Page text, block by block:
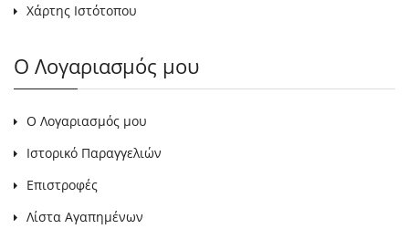
Χάρτης Ιστότοπου
Ο Λογαριασμός μου
Ο Λογαριασμός μου
Ιστορικό Παραγγελιών
Επιστροφές
Λίστα Αγαπημένων